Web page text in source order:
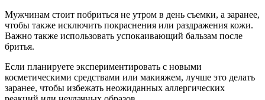
Мужчинам стоит побриться не утром в день съемки, а заранее,
чтобы также исключить покраснения или раздражения кожи.
Важно также использовать успокаивающий бальзам после
бритья.
Если планируете экспериментировать с новыми
косметическими средствами или макияжем, лучше это делать
заранее, чтобы избежать неожиданных аллергических